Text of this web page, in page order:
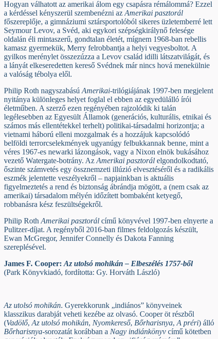
Hogyan válhatott az amerikai álom egy csapásra rémálommá? Ezzel
a kérdéssel kényszerül szembenézni az Amerikai pasztorál
főszereplője, a gimnáziumi sztársportolóból sikeres üzletemberré lett
Seymour Levov, a Svéd, aki egykori szépségkirálynő felesége
oldalán éli mintaszerű, gondtalan életét, mígnem 1968-ban rebellis
kamasz gyermekük, Merry felrobbantja a helyi vegyesboltot. A
gyilkos merénylet összezúzza a Levov család idilli látszatvilágát, és
a lányát elkeseredetten kereső Svédnek már nincs hová menekülnie
a valóság tébolya elől.
Philip Roth nagyszabású Amerikai-trilógiájának 1997-ben megjelent
nyitánya különleges helyet foglal el ebben az egyedülálló írói
életműben. A szerző ezen regényében rajzolódik ki talán
legélesebben az Egyesült Államok (generációs, kulturális, etnikai és
számos más ellentétekkel terhelt) politikai-társadalmi horizontja; a
vietnami háború elleni mozgalmak és a hozzájuk kapcsolódó
belföldi terrorcselekmények ugyanúgy felbukkannak benne, mint a
véres 1967-es newarki lázongások, vagy a Nixon elnök bukásához
vezető Watergate-botrány. Az Amerikai pasztorál elgondolkodtató,
őszinte számvetés egy össznemzeti illúzió elvesztéséről és a radikális
eszmék jelentette veszélyekről – napjainkban is aktuális
figyelmeztetés a rend és biztonság ábrándja mögött, a (nem csak az
amerikai) társadalom mélyén időzített bombaként ketyegő,
robbanásra kész feszültségekről.
Philip Roth Amerikai pasztorál című könyvével 1997-ben elnyerte a
Pulitzer-díjat. A regényből 2016-ban filmes feldolgozás készült,
Ewan McGregor, Jennifer Connelly és Dakota Fanning
szereplésével.
James F. Cooper: Az utolsó mohikán – Elbeszélés 1757-ből
(Park Könyvkiadó, fordította: Gy. Horváth László)
Az utolsó mohikán. Gyerekkorunk „indiános” könyveinek
klasszikus darabját veheti kezébe az olvasó. Cooper öt részből
(Vadölő, Az utolsó mohikán, Nyomkereső, Bőrharisnya, A préri) álló
Bőrharisnya-sorozatát korábban a Nagy indiánkönyv című kötetben